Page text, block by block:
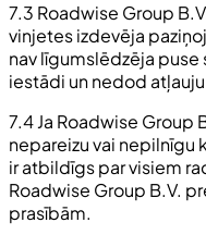
7.3 Roadwise Group
vinjetes izdevēja
nav līgumslēdzēja
iestādi un nedod
7.4 Ja Roadwise Group
nepareizu vai
ir atbildīgs par visiem
Roadwise Group B.V.
prasībām.